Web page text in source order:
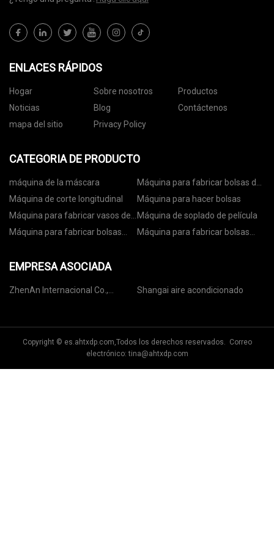
ENLACES RÁPIDOS
Hogar Sobre nosotros
Productos
Noticias
Blog
Contáctenos
mapa del sitio
Privacy Policy
CATEGORIA DE PRODUCTO
máquina de la máscara
Máquina para fabricar bolsas de
papel
Máquina de corte longitudinal
Máquina para hacer bolsas
Máquina para fabricar vasos de
papel
Máquina de soplado de película
Máquina para fabricar bolsas
Máquina para fabricar bolsas
EMPRESA ASOCIADA
ZhenAn Internacional Co.,
Shangai aire acondicionado
Copyright © es.ahtxdp.com,Todos los derechos reservados. Correo
electrónico:tina@ahtxdp.com